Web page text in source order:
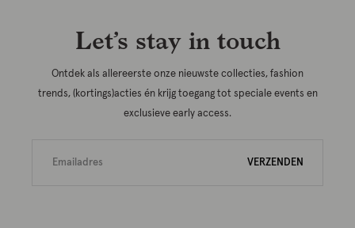
Let’s stay in touch
Ontdek als allereerste onze nieuwste collecties, fashion
trends, (kortings)acties én krijg toegang tot speciale events en
exclusieve early access.
VERZENDEN